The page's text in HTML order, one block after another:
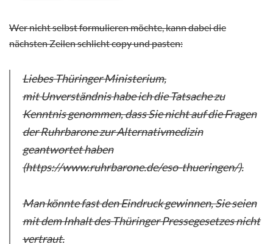
Wer nicht selbst formulieren möchte, kann dabei die
nächsten Zeilen schlicht copy und pasten:
Liebes Thüringer Ministerium,
mit Unverständnis habe ich die Tatsache zu
Kenntnis genommen, dass Sie nicht auf die Fragen
der Ruhrbarone zur Alternativmedizin
geantwortet haben
(https://www.ruhrbarone.de/eso-thueringen/).
Man könnte fast den Eindruck gewinnen, Sie seien
mit dem Inhalt des Thüringer Pressegesetzes nicht
vertraut.